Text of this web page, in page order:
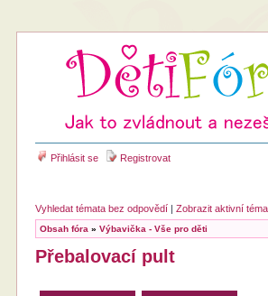
Přihlásit se Registrovat
Vyhledat témata bez odpovědí |Zobrazit aktivní
Obsah fóra »Výbavička - Vše pro děti
Přebalovací pult